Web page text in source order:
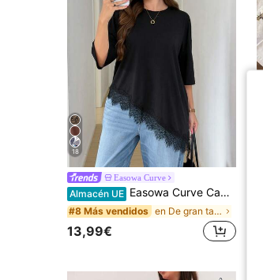
18
Easowa Curve
Almacén UE Easowa Curve Camiseta casual de uso diario versátil con dobladillo asimétrico y adorno de encaje para mujer de talla grande
#8 Más vendidos en De gran tamaño Camisetas de talla grande
13,99€